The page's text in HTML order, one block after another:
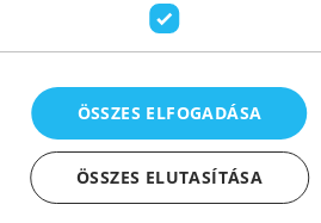
ÖSSZES ELFOGADÁSA
ÖSSZES ELUTASÍTÁSA